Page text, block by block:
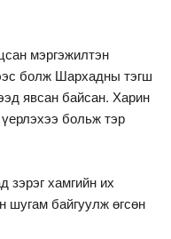
мэргэжилтэн
болж Шархадны тэгш
явсан байсан. Харин
больж тэр
хамгийн их
шугам байгуулж өгсөн